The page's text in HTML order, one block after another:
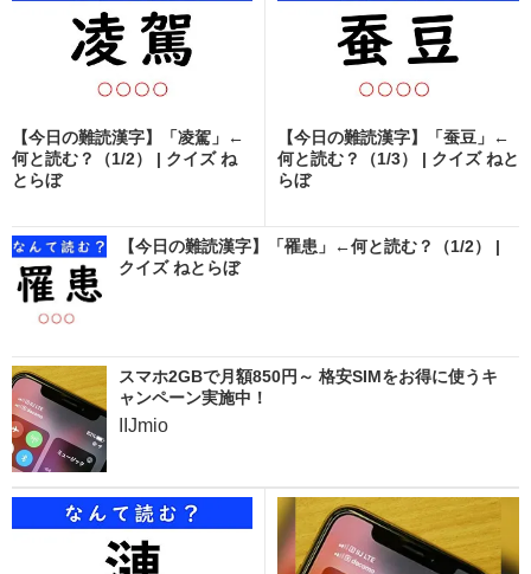
【今日の難読漢字】「凌駕」←
何と読む？（1/2） | クイズ ね
とらぼ
【今日の難読漢字】「蚕豆」←
何と読む？（1/3） | クイズ ねと
らぼ
【今日の難読漢字】「罹患」←何と読む？（1/2） |
クイズ ねとらぼ
スマホ2GBで月額850円～ 格安SIMをお得に使うキ
ャンペーン実施中！
IIJmio